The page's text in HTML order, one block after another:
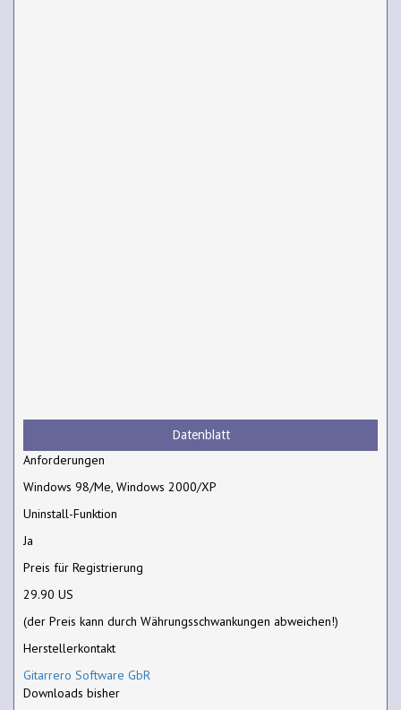
Datenblatt
Anforderungen
Windows 98/Me, Windows 2000/XP
Uninstall-Funktion
Ja
Preis für Registrierung
29.90 US
(der Preis kann durch Währungsschwankungen abweichen!)
Herstellerkontakt
Gitarrero Software GbR
Downloads bisher